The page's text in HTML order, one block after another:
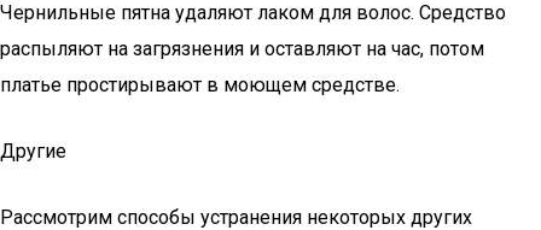
Чернильные пятна удаляют лаком для волос. Средство
распыляют на загрязнения и оставляют на час, потом
платье простирывают в моющем средстве.
Другие
Рассмотрим способы устранения некоторых других